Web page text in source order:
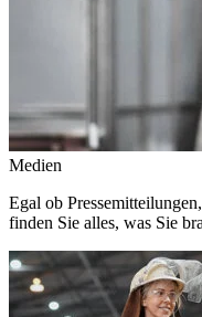
Medien
Egal ob
finden Sie alles, was Sie